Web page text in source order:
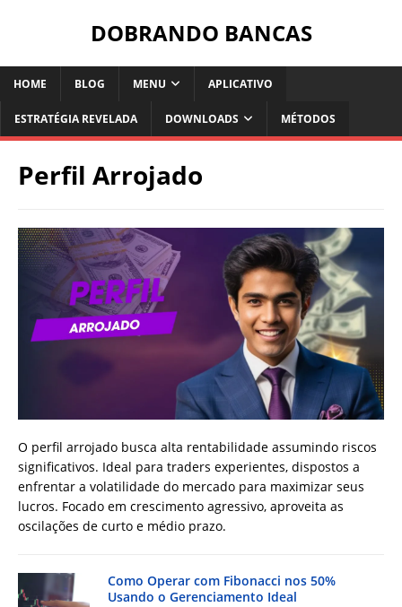
DOBRANDO BANCAS
HOME BLOG MENU APLICATIVO
ESTRATÉGIA REVELADA DOWNLOADS MÉTODOS
Perfil Arrojado
O perfil arrojado busca alta rentabilidade assumindo riscos
significativos. Ideal para traders experientes, dispostos a
enfrentar a volatilidade do mercado para maximizar seus
lucros. Focado em crescimento agressivo, aproveita as
oscilações de curto e médio prazo.
Como Operar com Fibonacci nos 50%
Usando o Gerenciamento Ideal